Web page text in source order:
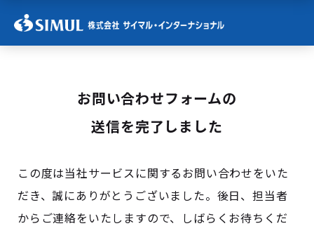
お問い合わせフォームの
送信を完了しました
この度は当社サービスに関するお問い合わせをいた
だき、誠にありがとうございました。後日、担当者
からご連絡をいたしますので、しばらくお待ちくだ